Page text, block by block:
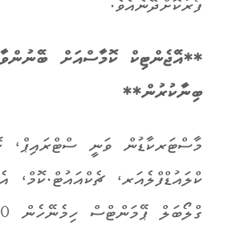
ފޯރުކޮށްދޭނެއެވެ.
**އޭޖެންޓިކް ކޮމާސްއަށް
ބިނާކުރުން**
މާސްޓަރކާޑުން ވަނީ ސްޓްރައިޕް،
ކްލައުޑްފްލެއަރ، ޗެކްއައުޓް.ކޮމް،